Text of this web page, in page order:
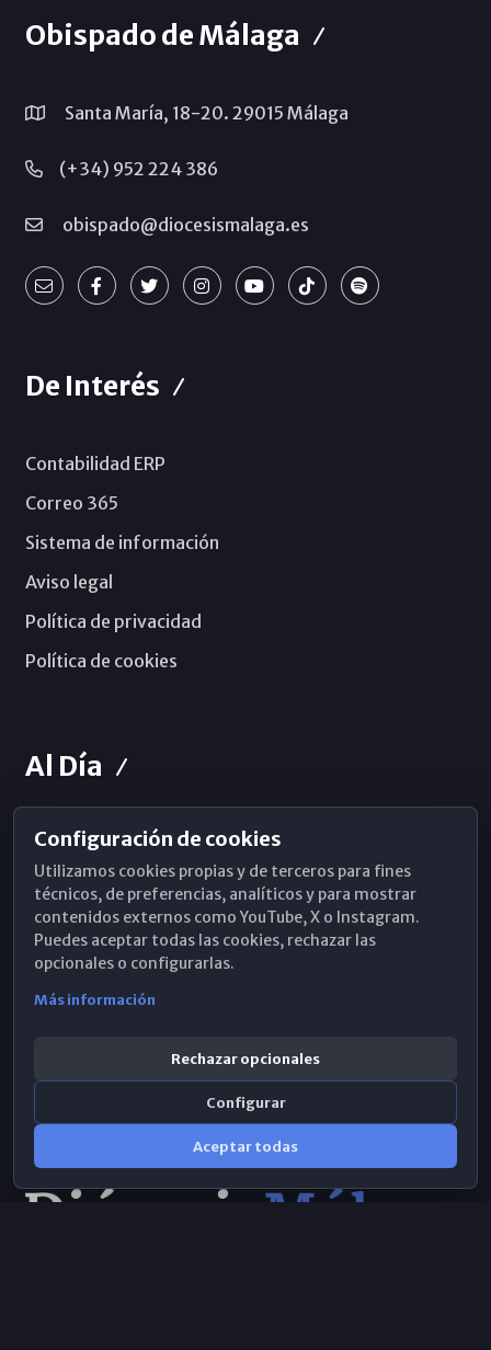
Obispado de Málaga
Santa María, 18-20. 29015 Málaga
(+34) 952 224 386
obispado@diocesismalaga.es
De Interés
Contabilidad ERP
Correo 365
Sistema de información
Aviso legal
Política de privacidad
Política de cookies
Al Día
Horarios de Misa
Hemeroteca
WhatsApp
Configuración de cookies
Utilizamos cookies propias y de terceros para fines
técnicos, de preferencias, analíticos y para mostrar
contenidos externos como YouTube, X o Instagram.
Puedes aceptar todas las cookies, rechazar las
opcionales o configurarlas.
Más información
Rechazar opcionales
Configurar
Aceptar todas